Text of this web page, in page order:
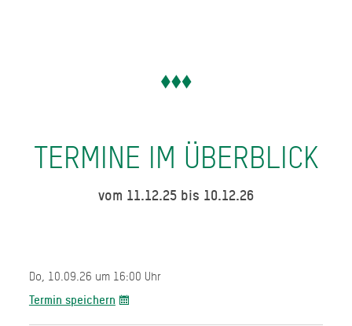
TERMINE IM ÜBERBLICK
vom 11.12.25 bis 10.12.26
Do, 10.09.26 um 16:00 Uhr
Termin speichern